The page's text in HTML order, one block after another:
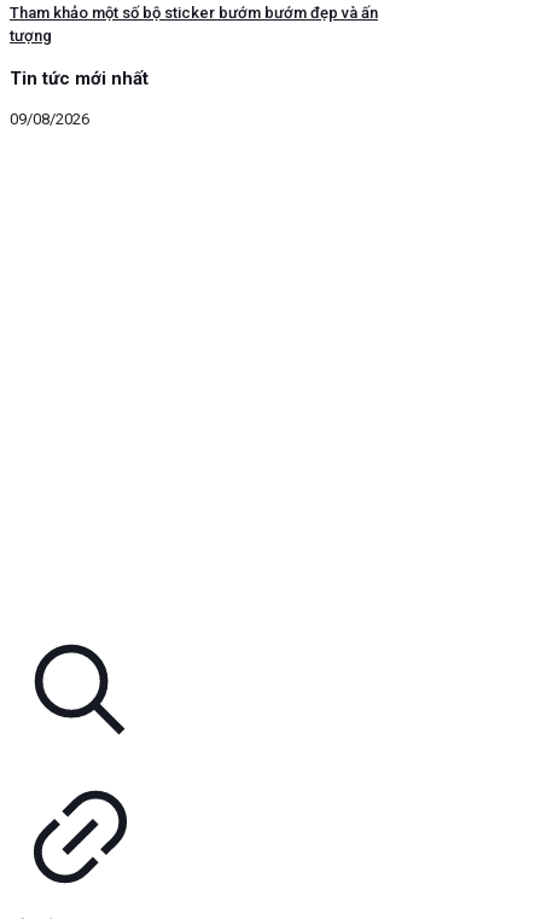
Tham khảo một số bộ sticker bướm bướm đẹp và ấn
tượng
Tin tức mới nhất
09/08/2026